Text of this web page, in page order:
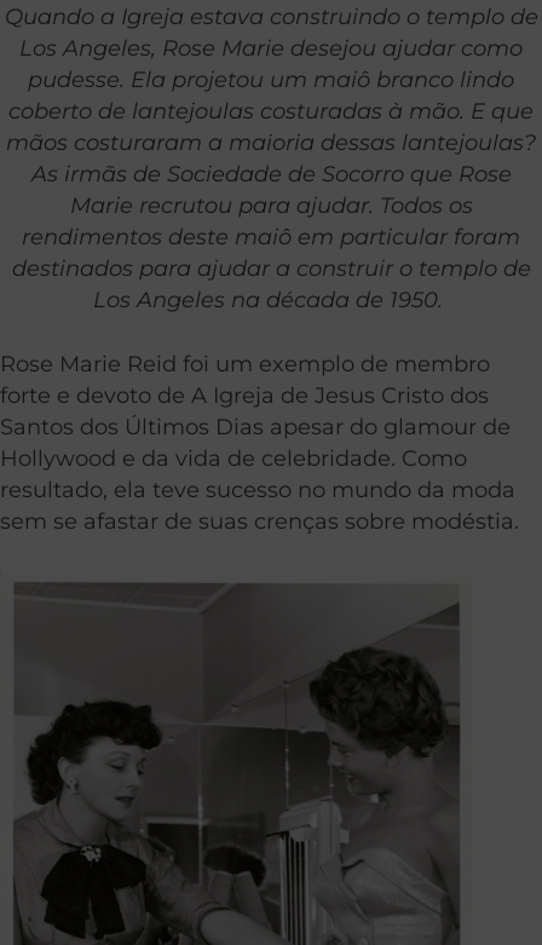
Quando a Igreja estava construindo o templo de
Los Angeles, Rose Marie desejou ajudar como
pudesse. Ela projetou um maiô branco lindo
coberto de lantejoulas costuradas à mão. E que
mãos costuraram a maioria dessas lantejoulas?
As irmãs de Sociedade de Socorro que Rose
Marie recrutou para ajudar. Todos os
rendimentos deste maiô em particular foram
destinados para ajudar a construir o templo de
Los Angeles na década de 1950.
Rose Marie Reid foi um exemplo de membro
forte e devoto de A Igreja de Jesus Cristo dos
Santos dos Últimos Dias apesar do glamour de
Hollywood e da vida de celebridade. Como
resultado, ela teve sucesso no mundo da moda
sem se afastar de suas crenças sobre modéstia.